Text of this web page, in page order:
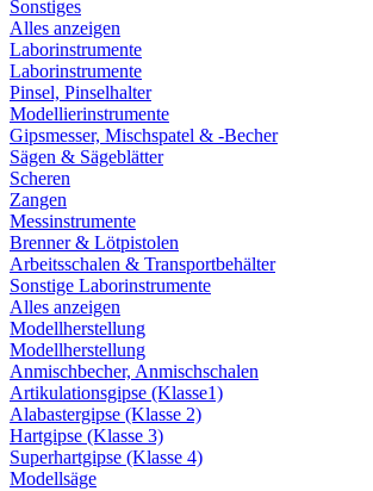
Sonstiges
Alles anzeigen
Laborinstrumente
Laborinstrumente
Pinsel, Pinselhalter
Modellierinstrumente
Gipsmesser, Mischspatel & -Becher
Sägen & Sägeblätter
Scheren
Zangen
Messinstrumente
Brenner & Lötpistolen
Arbeitsschalen & Transportbehälter
Sonstige Laborinstrumente
Alles anzeigen
Modellherstellung
Modellherstellung
Anmischbecher, Anmischschalen
Artikulationsgipse (Klasse1)
Alabastergipse (Klasse 2)
Hartgipse (Klasse 3)
Superhartgipse (Klasse 4)
Modellsäge